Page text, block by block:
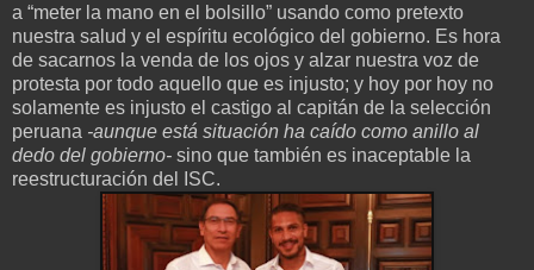
a “meter la mano en el bolsillo” usando como pretexto
nuestra salud y el espíritu ecológico del gobierno. Es hora
de sacarnos la venda de los ojos y alzar nuestra voz de
protesta por todo aquello que es injusto; y hoy por hoy no
solamente es injusto el castigo al capitán de la selección
peruana -aunque está situación ha caído como anillo al
dedo del gobierno- sino que también es inaceptable la
reestructuración del ISC.